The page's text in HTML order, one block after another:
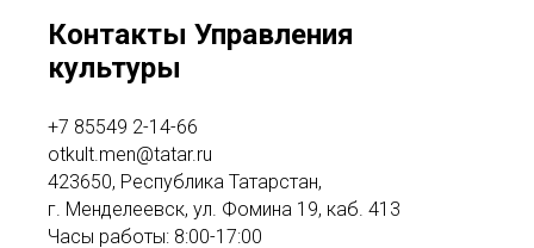
Контакты Управления
культуры
+7 85549 2-14-66
otkult.men@tatar.ru
423650, Республика Татарстан,
г. Менделеевск, ул. Фомина 19, каб. 413
Часы работы: 8:00-17:00